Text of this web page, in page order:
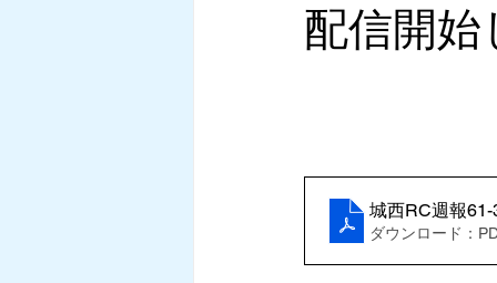
配信開
城西RC週報61-
ダウンロード：